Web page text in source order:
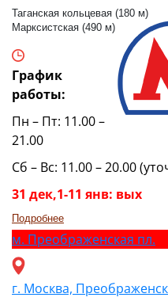
Таганская кольцевая (180 м)
Марксистская (490 м)
График
работы:
Пн – Пт: 11.00 –
21.00
Сб – Вс: 11.00 – 20.00
31 дек,1-11 янв: вых
Подробнее
м. Преображенская пл.
г. Москва,